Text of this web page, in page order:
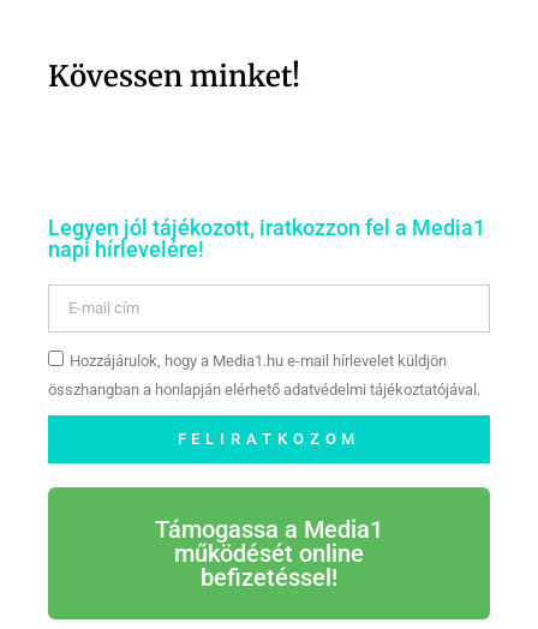
Kövessen minket!
Legyen jól tájékozott, iratkozzon fel a Media1
napi hírlevelére!
Hozzájárulok, hogy a Media1.hu e-mail hírlevelet küldjön
összhangban a honlapján elérhető adatvédelmi tájékoztatójával.
FELIRATKOZOM
Támogassa a Media1
működését online
befizetéssel!